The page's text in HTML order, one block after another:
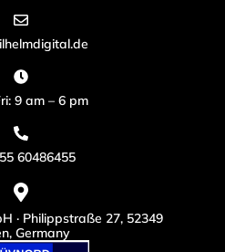
9 am – 6 pm
60486455
· Philippstraße 27, 52349
Germany